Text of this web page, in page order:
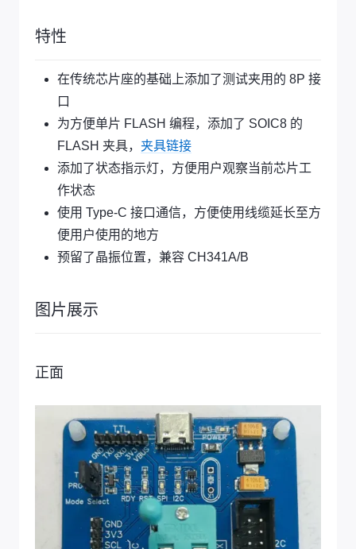
特性
在传统芯片座的基础上添加了测试夹用的 8P 接
口
为方便单片 FLASH 编程，添加了 SOIC8 的
FLASH 夹具， 夹具链接
添加了状态指示灯，方便用户观察当前芯片工
作状态
使用 Type-C 接口通信，方便使用线缆延长至方
便用户使用的地方
预留了晶振位置，兼容 CH341A/B
图片展示
正面